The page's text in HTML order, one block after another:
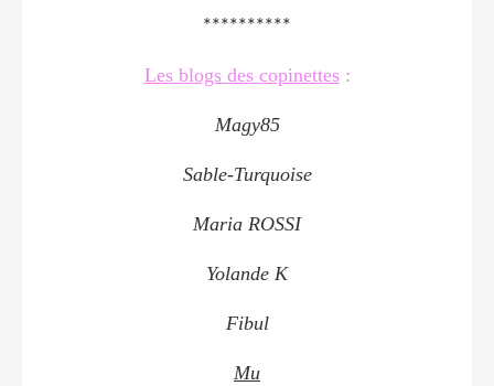
**********
Les blogs des copinettes:
Magy85
Sable-Turquoise
Maria ROSSI
Yolande K
Fibul
Mu